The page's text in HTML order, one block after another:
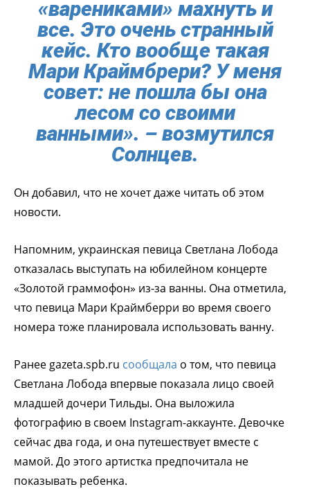
«варениками» махнуть и
все. Это очень странный
кейс. Кто вообще такая
Мари Краймбрери? У меня
совет: не пошла бы она
лесом со своими
ванными». – возмутился
Солнцев.
Он добавил, что не хочет даже читать об этом
новости.
Напомним, украинская певица Светлана Лобода
отказалась выступать на юбилейном концерте
«Золотой граммофон» из-за ванны. Она отметила,
что певица Мари Краймберри во время своего
номера тоже планировала использовать ванну.
Ранее gazeta.spb.ru сообщала о том, что певица
Светлана Лобода впервые показала лицо своей
младшей дочери Тильды. Она выложила
фотографию в своем Instagram-аккаунте. Девочке
сейчас два года, и она путешествует вместе с
мамой. До этого артистка предпочитала не
показывать ребенка.